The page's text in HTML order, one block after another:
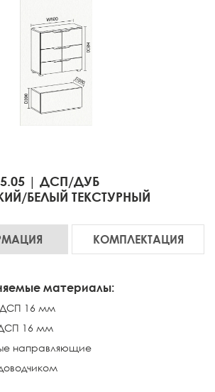
| ДСП/ДУБ
БЕЛЫЙ ТЕКСТУРНЫЙ
КОМПЛЕКТАЦИЯ
материалы:
ДСП 16 мм
16 мм
направляющие